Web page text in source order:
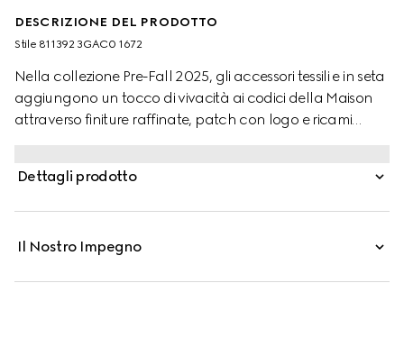
DESCRIZIONE DEL PRODOTTO
Stile ‎811392 3GAC0 1672
Nella collezione Pre-Fall 2025, gli accessori tessili e in seta
aggiungono un tocco di vivacità ai codici della Maison
attraverso finiture raffinate, patch con logo e ricami
monogramma che rappresenta le iniziali del fondatore
Dettagli prodotto
Il Nostro Impegno